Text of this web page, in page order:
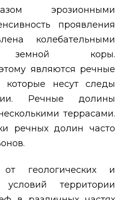
эрозионными
проявления
колебательными
земной коры.
являются речные
несут следы
Речные долины
террасами.
речных долин часто
геологических и
условий территории